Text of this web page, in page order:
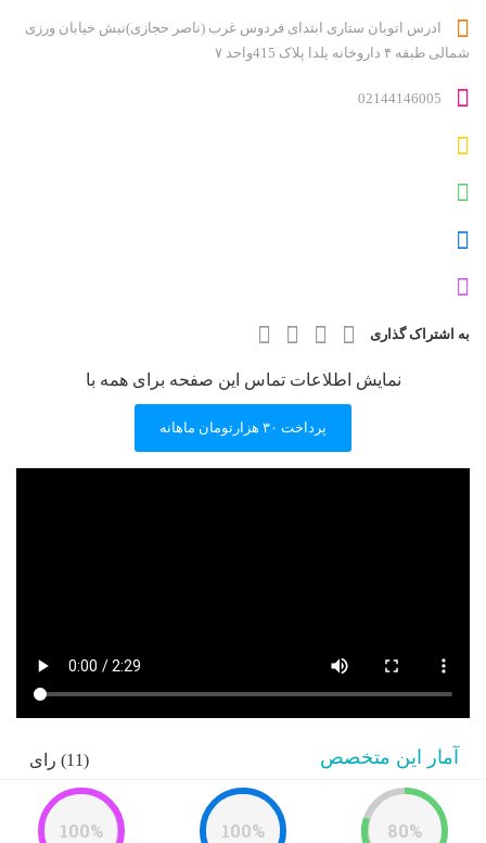
مطالب
ناحیه کاربری
ادرس اتوبان ستاری ابتدای فردوس غرب (ناصر حجازی)نبش خیابان ورزی
شمالی طبقه ۴ داروخانه یلدا پلاک 415واحد ۷
02144146005
به اشتراک گذاری
نمایش اطلاعات تماس این صفحه برای همه با
پرداخت ۳۰ هزارتومان ماهانه
آمار این متخصص (11) رای
80%
100%
100%